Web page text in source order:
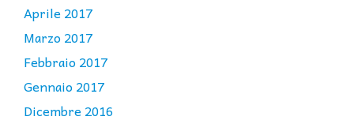
Aprile 2017
Marzo 2017
Febbraio 2017
Gennaio 2017
Dicembre 2016